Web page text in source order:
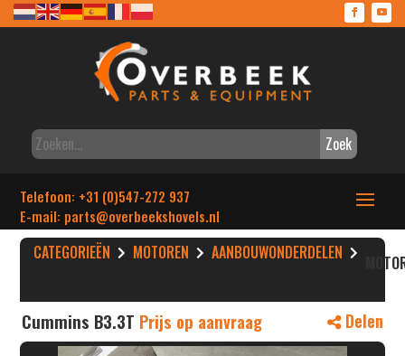
Zoek
Telefoon: +31 (0)547-272 937
E-mail: parts@overbeekshovels.nl
CATEGORIEËN MOTOREN AANBOUWONDERDELEN
Cummins B3.3T Prijs op aanvraag Delen